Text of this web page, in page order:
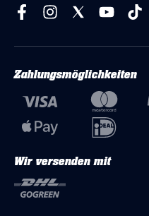
Zahlungsmöglichkeiten
Wir versenden mit